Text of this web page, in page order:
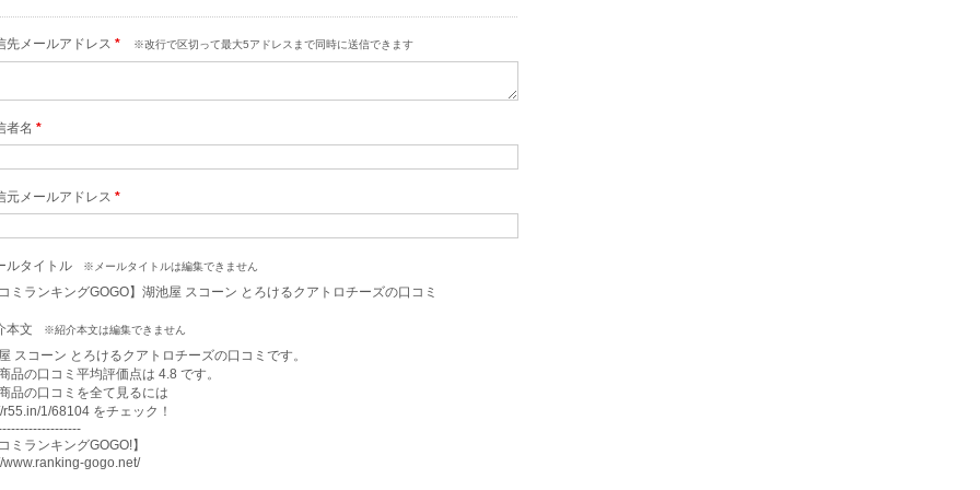
先メールアドレス * ※改行で区切って最大5アドレスまで同時に送信できます
者名 *
元メールアドレス *
ルタイトル ※メールタイトルは編集できません
ミランキングGOGO】湖池屋 スコーン とろけるクアトロチーズの口コミ
本文 ※紹介本文は編集できません
スコーン とろけるクアトロチーズの口コミです。
品の口コミ平均評価点は 4.8 です。
品の口コミを全て見るには
r55.in/1/68104 をチェック！
ミランキングGOGO!】
www.ranking-gogo.net/